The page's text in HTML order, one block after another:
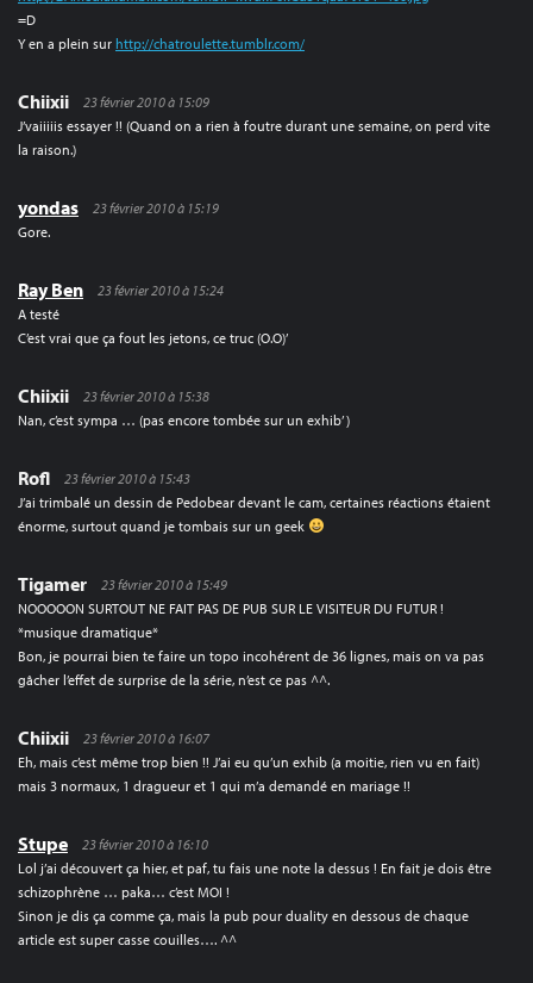
=D
Y en a plein sur http://chatroulette.tumblr.com/
Chiixii
23 février 2010 à 15:09
J’vaiiiiis essayer !! (Quand on a rien à foutre durant une semaine, on perd vite
la raison.)
yondas
23 février 2010 à 15:19
Gore.
Ray Ben
23 février 2010 à 15:24
A testé
C’est vrai que ça fout les jetons, ce truc (O.O)’
Chiixii
23 février 2010 à 15:38
Nan, c’est sympa … (pas encore tombée sur un exhib’ )
Rofl
23 février 2010 à 15:43
J’ai trimbalé un dessin de Pedobear devant le cam, certaines réactions étaient
énorme, surtout quand je tombais sur un geek
Tigamer
23 février 2010 à 15:49
NOOOOON SURTOUT NE FAIT PAS DE PUB SUR LE VISITEUR DU FUTUR !
*musique dramatique*
Bon, je pourrai bien te faire un topo incohérent de 36 lignes, mais on va pas
gâcher l’effet de surprise de la série, n’est ce pas ^^.
Chiixii
23 février 2010 à 16:07
Eh, mais c’est même trop bien !! J’ai eu qu’un exhib (a moitie, rien vu en fait)
mais 3 normaux, 1 dragueur et 1 qui m’a demandé en mariage !!
Stupe
23 février 2010 à 16:10
Lol j’ai découvert ça hier, et paf, tu fais une note la dessus ! En fait je dois être
schizophrène … paka… c’est MOI !
Sinon je dis ça comme ça, mais la pub pour duality en dessous de chaque
article est super casse couilles…. ^^